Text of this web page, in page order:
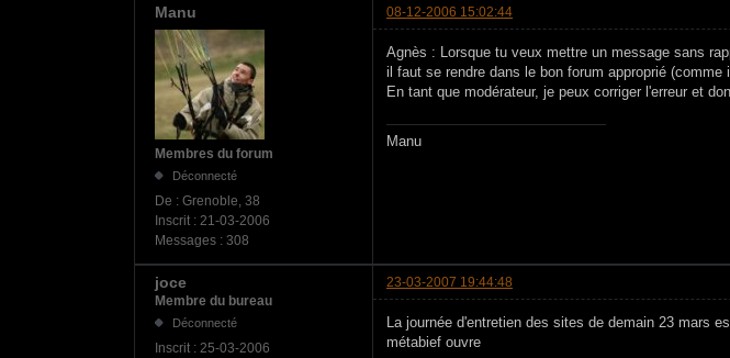
Manu 08-12-2006 15:02:44
Membres du forum
Déconnecté
De : Grenoble, 38
Inscrit : 21-03-2006
Messages : 308
Agnès : Lorsque tu veux mettre un message sans
il faut se rendre dans le bon forum approprié
En tant que modérateur, je peux corriger l'erreur et
Manu
joce
23-03-2007 19:44:48
Membre du bureau
Déconnecté
Inscrit : 25-03-2006
La journée d'entretien des sites de demain 23 mars
métabief ouvre